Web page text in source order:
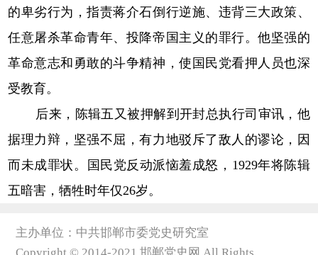
的卑劣行为，指责蒋介石倒行逆施、违背三大政策、
任意屠杀革命青年、投降帝国主义的罪行。他坚强的
革命意志和勇敢的斗争精神，使国民党看押人员也深
受教育。
后来，陈辑五又被押解到开封总执行司审讯，他
据理力辩，坚强不屈，有力地驳斥了敌人的谬论，因
而未成罪状。国民党反动派恼羞成怒，1929年将陈辑
五暗害，牺牲时年仅26岁。
主办单位：中共邯郸市委党史研究室